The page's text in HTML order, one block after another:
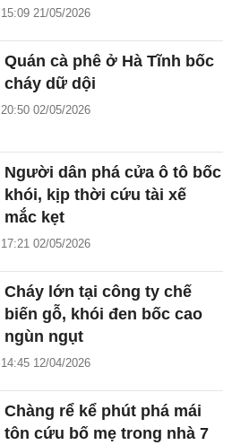
15:09 21/05/2026
Quán cà phê ở Hà Tĩnh bốc
cháy dữ dội
20:50 02/05/2026
Người dân phá cửa ô tô bốc
khói, kịp thời cứu tài xế
mắc kẹt
17:21 02/05/2026
Cháy lớn tại công ty chế
biến gỗ, khói đen bốc cao
ngùn ngụt
14:45 12/04/2026
Chàng rể kể phút phá mái
tôn cứu bố mẹ trong nhà 7